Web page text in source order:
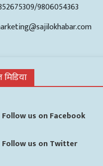
9806054363
Follow us on Facebook
Follow us on Twitter